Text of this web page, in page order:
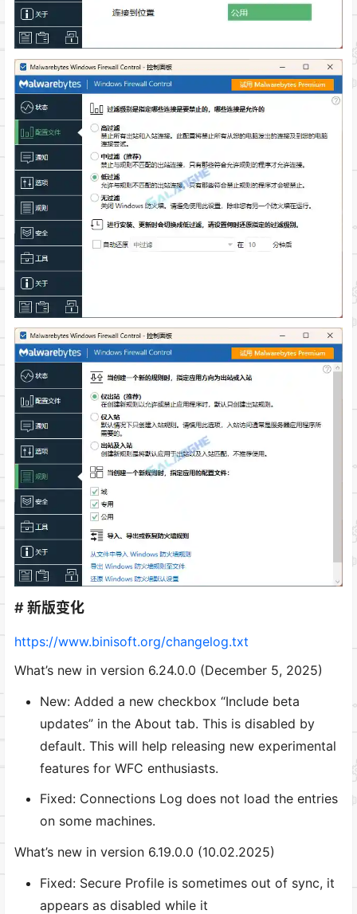
# 新版变化
https://www.binisoft.org/changelog.txt
What’s new in version 6.24.0.0 (December 5, 2025)
New: Added a new checkbox “Include beta
updates” in the About tab. This is disabled by
default. This will help releasing new experimental
features for WFC enthusiasts.
Fixed: Connections Log does not load the entries
on some machines.
What’s new in version 6.19.0.0 (10.02.2025)
Fixed: Secure Profile is sometimes out of sync, it
appears as disabled while it